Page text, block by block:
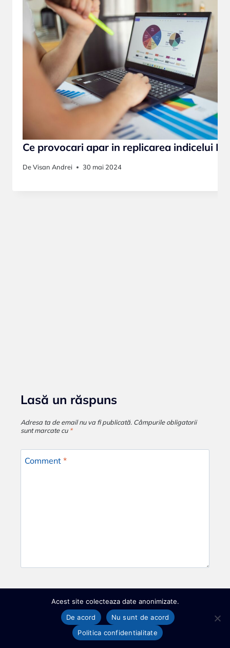
Ce provocari apar in replicarea indicelui
DeVisan Andrei 30 mai 2024
Lasă un răspuns
Adresa ta de email nu va fi publicată. Câmpurile obligatorii
sunt marcate cu *
Comment *
*
GHID GRATUIT
Acest site colecteaza date anonimizate.
De acord
Nu sunt de acord
Politica confidentialitate